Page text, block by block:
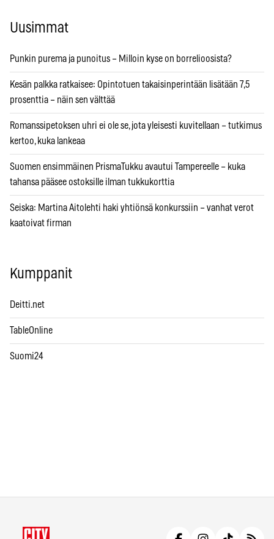
Uusimmat
Punkin purema ja punoitus – Milloin kyse on borrelioosista?
Kesän palkka ratkaisee: Opintotuen takaisinperintään lisätään 7,5
prosenttia – näin sen välttää
Romanssipetoksen uhri ei ole se, jota yleisesti kuvitellaan – tutkimus
kertoo, kuka lankeaa
Suomen ensimmäinen PrismaTukku avautui Tampereelle – kuka
tahansa pääsee ostoksille ilman tukkukorttia
Seiska: Martina Aitolehti haki yhtiönsä konkurssiin – vanhat verot
kaatoivat firman
Kumppanit
Deitti.net
TableOnline
Suomi24